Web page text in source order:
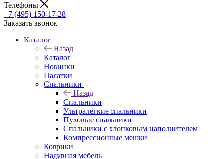
Телефоны
+7 (495) 150-17-28
Заказать звонок
Каталог
Назад
Каталог
Новинки
Палатки
Спальники
Назад
Спальники
Ультралёгкие спальники
Пуховые спальники
Спальники с хлопковым наполнителем
Компрессионные мешки
Коврики
Надувная мебель